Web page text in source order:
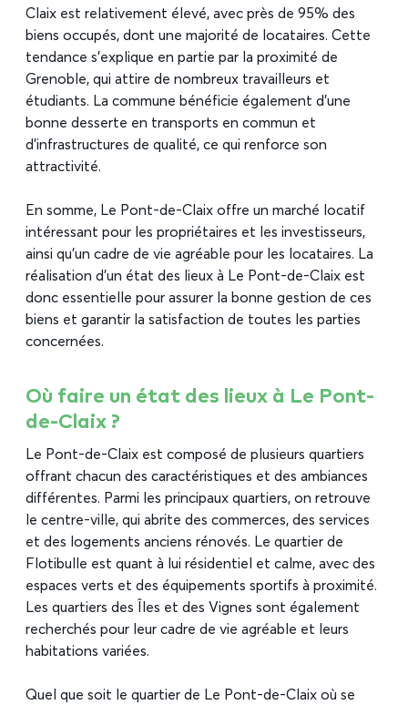
Claix est relativement élevé, avec près de 95% des
biens occupés, dont une majorité de locataires. Cette
tendance s’explique en partie par la proximité de
Grenoble, qui attire de nombreux travailleurs et
étudiants. La commune bénéficie également d’une
bonne desserte en transports en commun et
d’infrastructures de qualité, ce qui renforce son
attractivité.
En somme, Le Pont-de-Claix offre un marché locatif
intéressant pour les propriétaires et les investisseurs,
ainsi qu’un cadre de vie agréable pour les locataires. La
réalisation d’un état des lieux à Le Pont-de-Claix est
donc essentielle pour assurer la bonne gestion de ces
biens et garantir la satisfaction de toutes les parties
concernées.
Où faire un état des lieux à Le Pont-
de-Claix ?
Le Pont-de-Claix est composé de plusieurs quartiers
offrant chacun des caractéristiques et des ambiances
différentes. Parmi les principaux quartiers, on retrouve
le centre-ville, qui abrite des commerces, des services
et des logements anciens rénovés. Le quartier de
Flotibulle est quant à lui résidentiel et calme, avec des
espaces verts et des équipements sportifs à proximité.
Les quartiers des Îles et des Vignes sont également
recherchés pour leur cadre de vie agréable et leurs
habitations variées.
Quel que soit le quartier de Le Pont-de-Claix où se